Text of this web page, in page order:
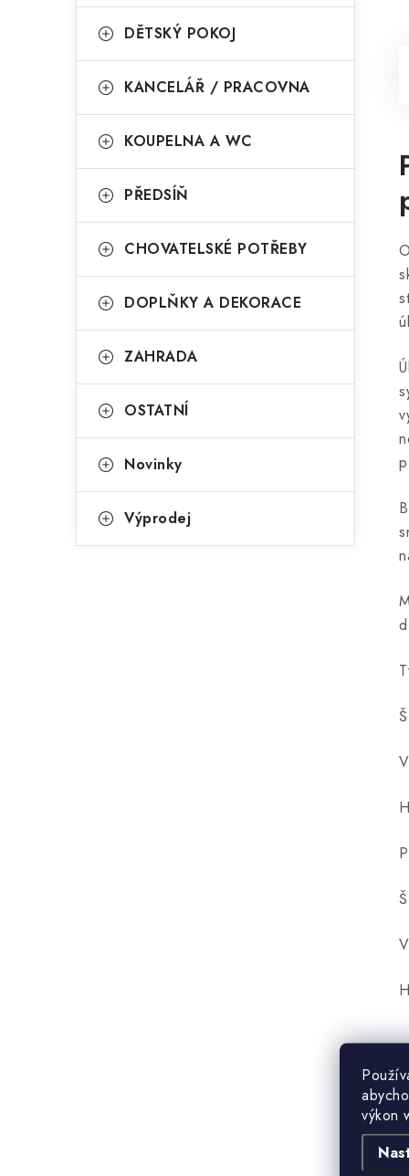
výkon
DĚTSKÝ POKOJ
KANCELÁŘ / PRACOVNA
KOUPELNA A WC
PŘEDSÍŇ
CHOVATELSKÉ POTŘEBY
DOPLŇKY A DEKORACE
ZAHRADA
OSTATNÍ
Novinky
Výprodej